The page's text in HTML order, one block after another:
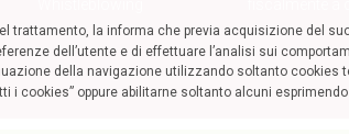
trattamento, la informa che previa acquisizione del
dell’utente e di effettuare l’analisi sui
della navigazione utilizzando soltanto cookies
cookies” oppure abilitarne soltanto alcuni